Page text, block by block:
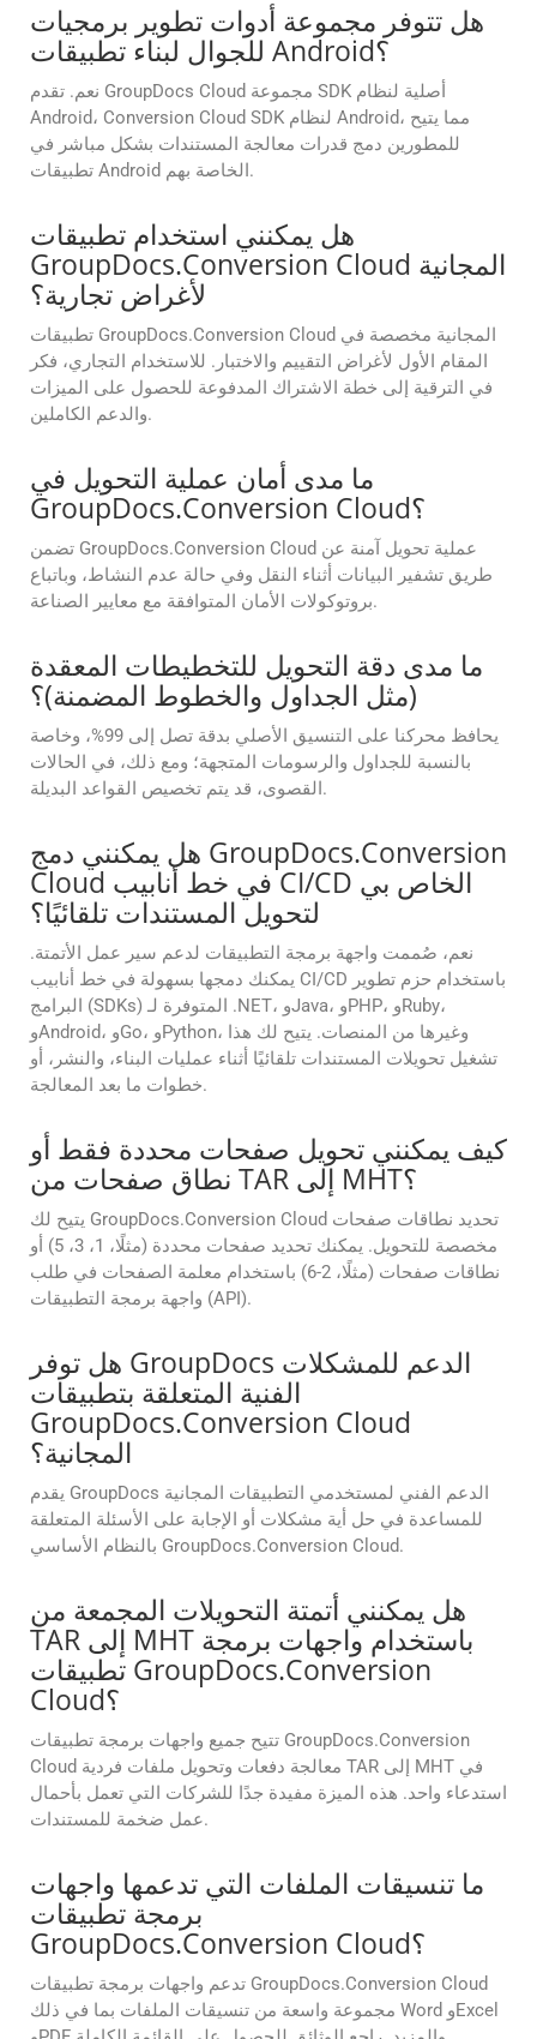
هل تتوفر مجموعة أدوات تطوير برمجيات
للجوال لبناء تطبيقات Android؟
نعم. تقدم GroupDocs Cloud مجموعة SDK أصلية لنظام
Android، Conversion Cloud SDK لنظام Android، مما يتيح
للمطورين دمج قدرات معالجة المستندات بشكل مباشر في
تطبيقات Android الخاصة بهم.
هل يمكنني استخدام تطبيقات
GroupDocs.Conversion Cloud المجانية
لأغراض تجارية؟
تطبيقات GroupDocs.Conversion Cloud المجانية مخصصة في
المقام الأول لأغراض التقييم والاختبار. للاستخدام التجاري، فكر
في الترقية إلى خطة الاشتراك المدفوعة للحصول على الميزات
والدعم الكاملين.
ما مدى أمان عملية التحويل في
GroupDocs.Conversion Cloud؟
تضمن GroupDocs.Conversion Cloud عملية تحويل آمنة عن
طريق تشفير البيانات أثناء النقل وفي حالة عدم النشاط، وباتباع
بروتوكولات الأمان المتوافقة مع معايير الصناعة.
ما مدى دقة التحويل للتخطيطات المعقدة
(مثل الجداول والخطوط المضمنة)؟
يحافظ محركنا على التنسيق الأصلي بدقة تصل إلى 99%، وخاصة
بالنسبة للجداول والرسومات المتجهة؛ ومع ذلك، في الحالات
القصوى، قد يتم تخصيص القواعد البديلة.
هل يمكنني دمج GroupDocs.Conversion
Cloud في خط أنابيب CI/CD الخاص بي
لتحويل المستندات تلقائيًا؟
نعم، صُممت واجهة برمجة التطبيقات لدعم سير عمل الأتمتة.
يمكنك دمجها بسهولة في خط أنابيب CI/CD باستخدام حزم تطوير
البرامج (SDKs) المتوفرة لـ .NET، وJava، وPHP، وRuby،
وAndroid، وGo، وPython، وغيرها من المنصات. يتيح لك هذا
تشغيل تحويلات المستندات تلقائيًا أثناء عمليات البناء، والنشر، أو
خطوات ما بعد المعالجة.
كيف يمكنني تحويل صفحات محددة فقط أو
نطاق صفحات من TAR إلى MHT؟
يتيح لك GroupDocs.Conversion Cloud تحديد نطاقات صفحات
مخصصة للتحويل. يمكنك تحديد صفحات محددة (مثلًا، 1، 3، 5) أو
نطاقات صفحات (مثلًا، 2-6) باستخدام معلمة الصفحات في طلب
واجهة برمجة التطبيقات (API).
هل توفر GroupDocs الدعم للمشكلات
الفنية المتعلقة بتطبيقات
GroupDocs.Conversion Cloud
المجانية؟
يقدم GroupDocs الدعم الفني لمستخدمي التطبيقات المجانية
للمساعدة في حل أية مشكلات أو الإجابة على الأسئلة المتعلقة
بالنظام الأساسي GroupDocs.Conversion Cloud.
هل يمكنني أتمتة التحويلات المجمعة من
TAR إلى MHT باستخدام واجهات برمجة
تطبيقات GroupDocs.Conversion
Cloud؟
تتيح جميع واجهات برمجة تطبيقات GroupDocs.Conversion
Cloud معالجة دفعات وتحويل ملفات فردية TAR إلى MHT في
استدعاء واحد. هذه الميزة مفيدة جدًا للشركات التي تعمل بأحمال
عمل ضخمة للمستندات.
ما تنسيقات الملفات التي تدعمها واجهات
برمجة تطبيقات
GroupDocs.Conversion Cloud؟
تدعم واجهات برمجة تطبيقات GroupDocs.Conversion Cloud
مجموعة واسعة من تنسيقات الملفات بما في ذلك Word وExcel